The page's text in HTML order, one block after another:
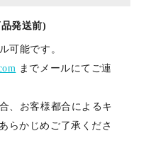
発送前)
可能です。
までメールにてご連
、お客様都合によるキ
らかじめご了承くださ